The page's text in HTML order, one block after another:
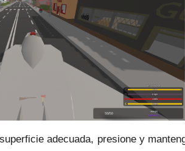
adecuada, presione y